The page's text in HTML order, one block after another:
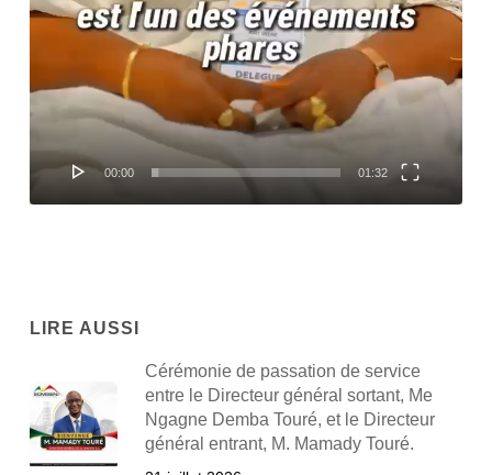
00:00 01:32
LIRE AUSSI
Cérémonie de passation de service
entre le Directeur général sortant, Me
Ngagne Demba Touré, et le Directeur
général entrant, M. Mamady Touré.